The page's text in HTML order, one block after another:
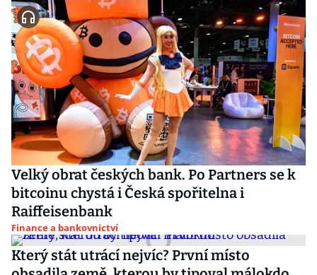
Velký obrat českých bank. Po Partners se k
bitcoinu chystá i Česká spořitelna i
Raiffeisenbank
Finance a bankovnictví
Který stát utrácí nejvíc? První místo